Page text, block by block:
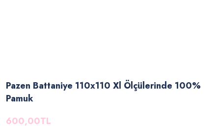
Pazen Battaniye 110x110 Xl Ölçülerinde 100%
Pamuk
600,00TL